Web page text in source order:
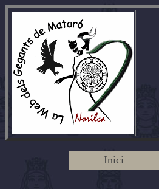
Inici